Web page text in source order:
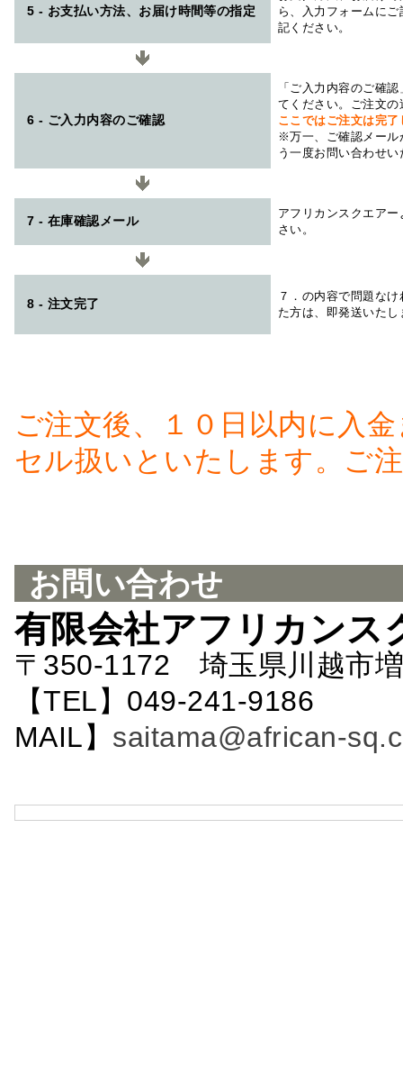
5 - お支払い方法、お届け時間等の指定
ら、入力フォームに
記ください。
6 - ご入力内容のご確認
「ご入力内容のご確
てください。ご注文
ここではご注文は完
※万一、ご確認メール
う一度お問い合わせ
7 - 在庫確認メール
アフリカンスクエアー
さい。
8 - 注文完了
７．の内容で問題な
た方は、即発送いたし
ご注文後、１０日以内に入
セル扱いといたします。ご
お問い合わせ
有限会社アフリカンス
〒350-1172 埼玉県川越市
【TEL】049-241-
MAIL】 saitama@african-